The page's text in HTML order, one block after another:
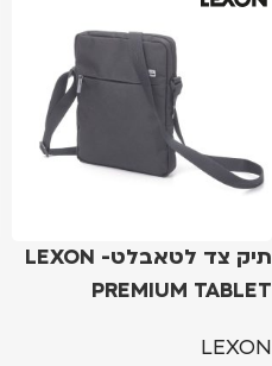
תיק צד לטאבלט- LEXON
PREMIUM TABLET
LEXON